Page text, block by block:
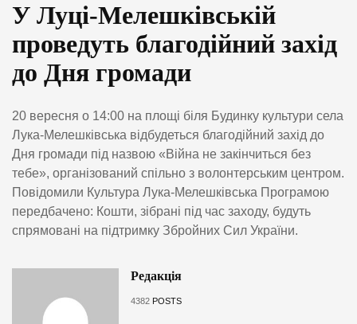
У Луці-Мелешківській
проведуть благодійний захід
до Дня громади
20 вересня о 14:00 на площі біля Будинку культури села
Лука-Мелешківська відбудеться благодійний захід до
Дня громади під назвою «Війна не закінчиться без
тебе», організований спільно з волонтерським центром.
Повідомили Культура Лука-Мелешківська Програмою
передбачено: Кошти, зібрані під час заходу, будуть
спрямовані на підтримку Збройних Сил України.
Редакція
4382 POSTS